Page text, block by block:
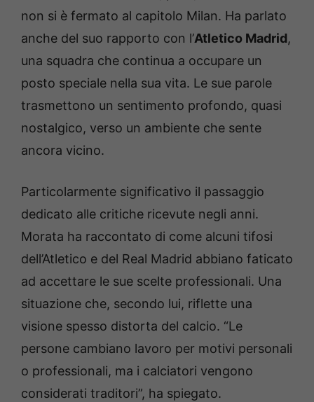
non si è fermato al capitolo Milan. Ha parlato
anche del suo rapporto con l’Atletico Madrid,
una squadra che continua a occupare un
posto speciale nella sua vita. Le sue parole
trasmettono un sentimento profondo, quasi
nostalgico, verso un ambiente che sente
ancora vicino.
Particolarmente significativo il passaggio
dedicato alle critiche ricevute negli anni.
Morata ha raccontato di come alcuni tifosi
dell’Atletico e del Real Madrid abbiano faticato
ad accettare le sue scelte professionali. Una
situazione che, secondo lui, riflette una
visione spesso distorta del calcio. “Le
persone cambiano lavoro per motivi personali
o professionali, ma i calciatori vengono
considerati traditori”, ha spiegato.